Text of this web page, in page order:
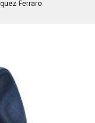
Ferraro